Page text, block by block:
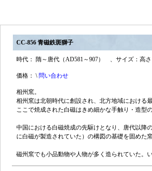
CC-856 青磁鉄斑獅子
時代： 隋～唐代（AD581～907） 、サイズ：高さ
価格： \ 問い合わせ
相州窯。
相州窯は北朝時代に創設され、北方地域における
ここで焼成された白磁はきめ細かな手触り・造型
中国における白磁焼成の先駆けとなり、唐代以降
に白磁が製造されていた）の構図の基礎を固めた
磁州窯でも小品動物や人物が多く造られていた。